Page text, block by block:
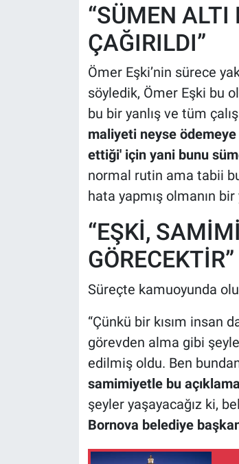
“SÜMEN ALTI
ÇAĞIRILDI”
Ömer Eşki’nin sürece
söyledik, Ömer Eşki bu
bu bir yanlış ve tüm
maliyeti neyse ödemeye
ettiği' için yani bunu
normal rutin ama tabii
hata yapmış olmanın
“EŞKİ,
GÖRECEKTİR”
Süreçte kamuoyunda
“Çünkü bir kısım insan
görevden alma gibi
edilmiş oldu. Ben
samimiyetle bu
şeyler yaşayacağız ki,
Bornova belediye